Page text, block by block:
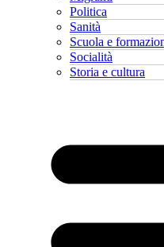
Politica
Sanità
Scuola e
Socialità
Storia e cultura